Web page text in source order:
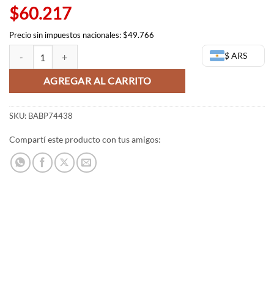
$60.217
Precio sin impuestos nacionales: $49.766
$ ARS
Figura de Rimuru - Tempest Slime - Bandai Banpresto cantidad
AGREGAR AL CARRITO
SKU: BABP74438
Compartí este producto con tus amigos: